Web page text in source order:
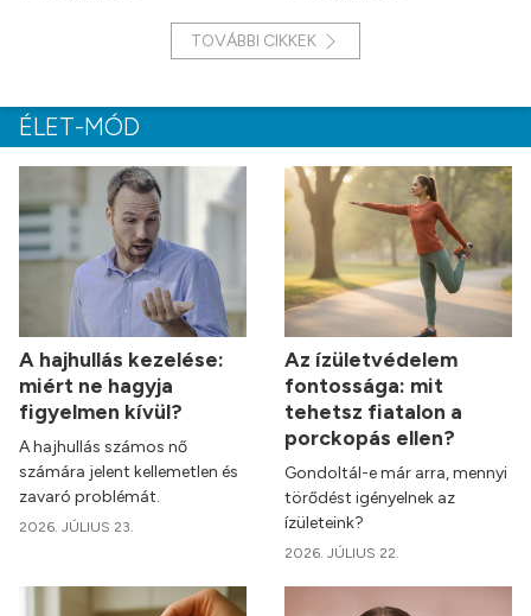
TOVÁBBI CIKKEK
ÉLET-MÓD
A hajhullás kezelése:
miért ne hagyja
figyelmen kívül?
A hajhullás számos nő
számára jelent kellemetlen és
zavaró problémát.
2026. JÚLIUS 23.
Az ízületvédelem
fontossága: mit
tehetsz fiatalon a
porckopás ellen?
Gondoltál-e már arra, mennyi
törődést igényelnek az
ízületeink?
2026. JÚLIUS 22.